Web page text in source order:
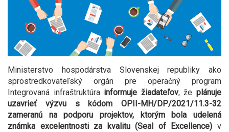
Ministerstvo hospodárstva Slovenskej republiky ako
sprostredkovateľský orgán pre operačný program
Integrovaná infraštruktúra informuje žiadateľov, žeplánuje
uzavrieť výzvu s kódom OPII-MH/DP/2021/11.3-32
zameranú na podporu projektov, ktorým bola udelená
známka excelentnosti za kvalitu (Seal of Excellence) v